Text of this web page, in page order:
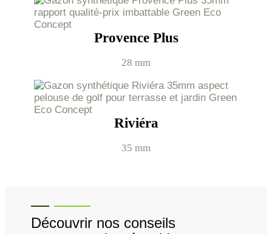
Provence Plus
28 mm
Riviéra
35 mm
Découvrir nos conseils